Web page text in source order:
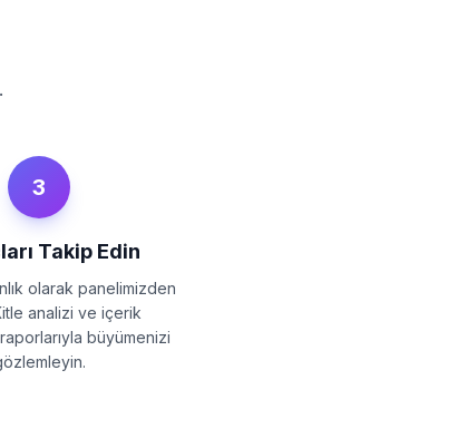
3
Takip Edin
olarak panelimizden
analizi ve içerik
büyümenizi